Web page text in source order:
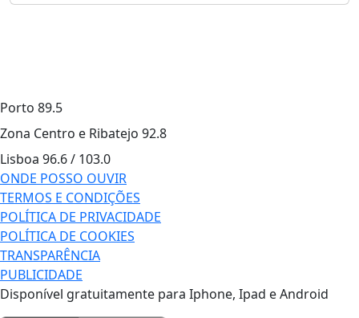
Porto 89.5
Zona Centro e Ribatejo 92.8
Lisboa 96.6 / 103.0
ONDE POSSO OUVIR
TERMOS E CONDIÇÕES
POLÍTICA DE PRIVACIDADE
POLÍTICA DE COOKIES
TRANSPARÊNCIA
PUBLICIDADE
Disponível gratuitamente para Iphone, Ipad e Android